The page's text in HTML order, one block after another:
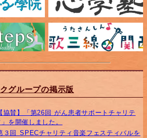
グループの掲示版
【協賛】「第26回 がん患者サポートチャリテ
」を開催しました。
３回 SPECチャリティ音楽フェスティバルを